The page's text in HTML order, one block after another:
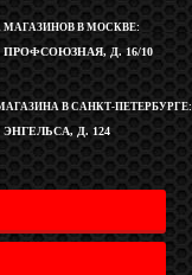
МАГАЗИНОВ В МОСКВЕ:
ПРОФСОЮЗНАЯ, Д. 16/10
В САНКТ-ПЕТЕРБУРГЕ:
ЭНГЕЛЬСА, Д. 124